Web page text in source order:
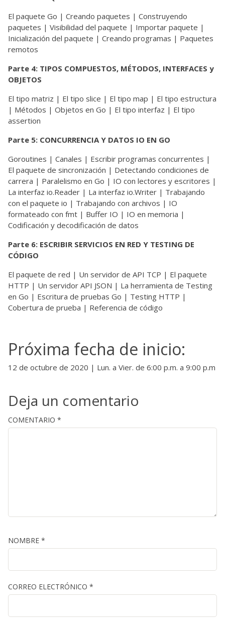
El paquete Go | Creando paquetes | Construyendo
paquetes | Visibilidad del paquete | Importar paquete |
Inicialización del paquete | Creando programas | Paquetes
remotos
Parte 4: TIPOS COMPUESTOS, MÉTODOS, INTERFACES y
OBJETOS
El tipo matriz | El tipo slice | El tipo map | El tipo estructura
| Métodos | Objetos en Go | El tipo interfaz | El tipo
assertion
Parte 5: CONCURRENCIA Y DATOS IO EN GO
Goroutines | Canales | Escribir programas concurrentes |
El paquete de sincronización | Detectando condiciones de
carrera | Paralelismo en Go | IO con lectores y escritores |
La interfaz io.Reader | La interfaz io.Writer | Trabajando
con el paquete io | Trabajando con archivos | IO
formateado con fmt | Buffer IO | IO en memoria |
Codificación y decodificación de datos
Parte 6: ESCRIBIR SERVICIOS EN RED Y TESTING DE
CÓDIGO
El paquete de red | Un servidor de API TCP | El paquete
HTTP | Un servidor API JSON | La herramienta de Testing
en Go | Escritura de pruebas Go | Testing HTTP |
Cobertura de prueba | Referencia de código
Próxima fecha de inicio:
12 de octubre de 2020 | Lun. a Vier. de 6:00 p.m. a 9:00 p.m
Deja un comentario
COMENTARIO *
NOMBRE *
CORREO ELECTRÓNICO *